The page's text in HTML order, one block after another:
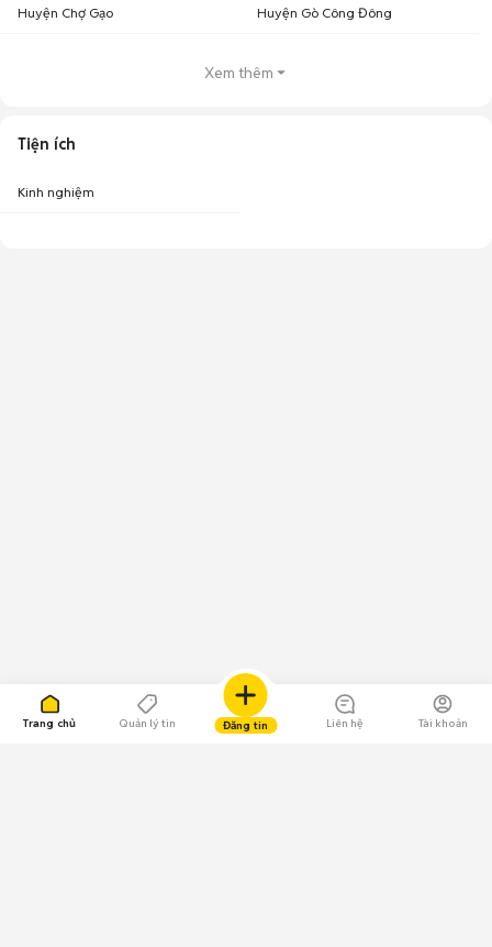
Trang chủ Quản lý tin Đăng tin Liên hệ Tài khoản
Huyện Chợ Gạo Huyện Gò Công Đông
Xem thêm
Tiện ích
Kinh nghiệm